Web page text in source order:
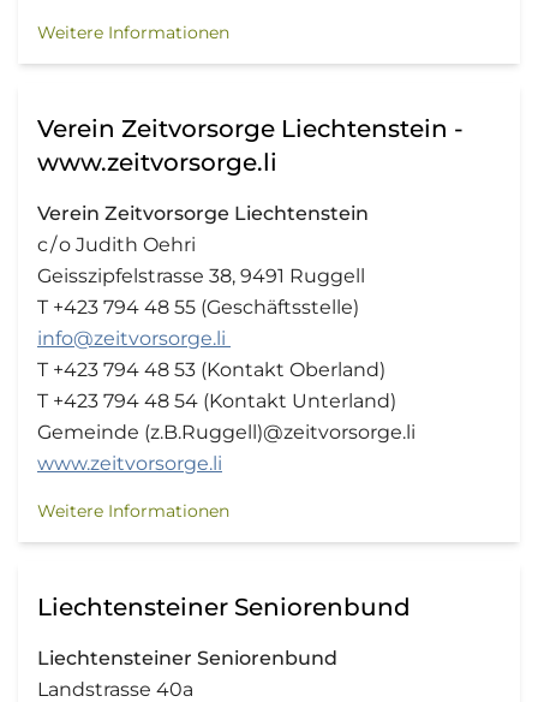
Weitere Informationen
Verein Zeitvorsorge Liechtenstein -
www.zeitvorsorge.li
Verein Zeitvorsorge Liechtenstein
c / o Judith Oehri
Geisszipfelstrasse 38, 9491 Ruggell
T +423 794 48 55 (Geschäftsstelle)
info@zeitvorsorge.li
T +423 794 48 53 (Kontakt Oberland)
T +423 794 48 54 (Kontakt Unterland)
Gemeinde (z.B.Ruggell)@zeitvorsorge.li
www.zeitvorsorge.li
Weitere Informationen
Liechtensteiner Seniorenbund
Liechtensteiner Seniorenbund
Landstrasse 40a